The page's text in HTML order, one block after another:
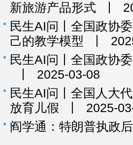
新旅游产品形式
民生AI问丨全国政协
己的教学模型
民生AI问丨全国政协
2025-03-08
民生AI问丨全国人大
放育儿假
2025-
阎学通：特朗普执政